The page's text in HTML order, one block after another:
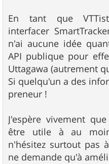
En tant que
interfacer
n'ai aucune idée
API publique pour
Uttagawa (autrement
Si quelqu'un a des
preneur !
J'espère vivement
être utile à au
n'hésitez surtout pas
ne demande qu'à